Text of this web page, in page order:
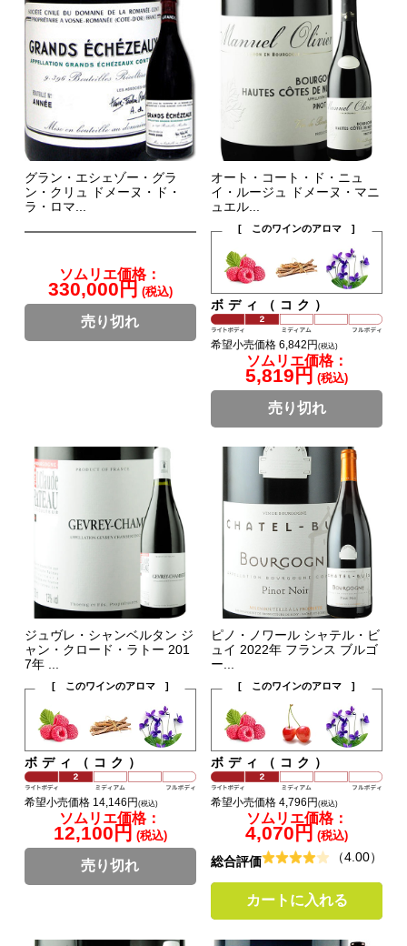
グラン・エシェゾー・グラ
ン・クリュ ドメーヌ・ド・
ラ・ロマ...
ソムリエ価格：
330,000円 (税込)
売り切れ
オート・コート・ド・ニュ
イ・ルージュ ドメーヌ・マニ
ュエル...
[ このワインのアロマ ]
ボディ（コク）
希望小売価格 6,842円(税込)
ソムリエ価格：
5,819円 (税込)
売り切れ
ジュヴレ・シャンベルタン ジ
ャン・クロード・ラトー 201
7年 ...
[ このワインのアロマ ]
ボディ（コク）
希望小売価格 14,146円 (税込)
ソムリエ価格：
12,100円 (税込)
売り切れ
ピノ・ノワール シャテル・ビ
ュイ 2022年 フランス ブルゴ
ー...
[ このワインのアロマ ]
ボディ（コク）
希望小売価格 4,796円(税込)
ソムリエ価格：
4,070円 (税込)
総合評価 （4.00）
カートに入れる